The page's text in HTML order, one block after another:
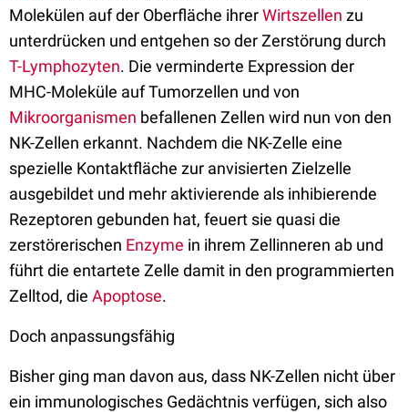
Molekülen auf der Oberfläche ihrerWirtszellen zu
unterdrücken und entgehen so der Zerstörung durch
T-Lymphozyten. Die verminderte Expression der
MHC-Moleküle auf Tumorzellen und von
Mikroorganismen befallenen Zellen wird nun von den
NK-Zellen erkannt. Nachdem die NK-Zelle eine
spezielle Kontaktfläche zur anvisierten Zielzelle
ausgebildet und mehr aktivierende als inhibierende
Rezeptoren gebunden hat, feuert sie quasi die
zerstörerischen Enzyme in ihrem Zellinneren ab und
führt die entartete Zelle damit in den programmierten
Zelltod, die Apoptose.
Doch anpassungsfähig
Bisher ging man davon aus, dass NK-Zellen nicht über
ein immunologisches Gedächtnis verfügen, sich also